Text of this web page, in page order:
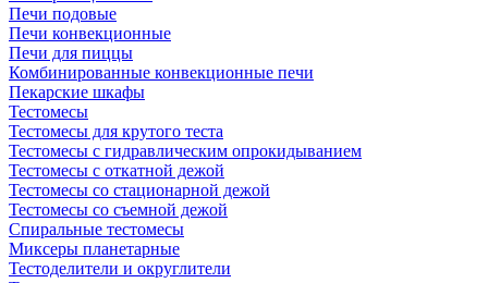
Печи подовые
Печи конвекционные
Печи для пиццы
Комбинированные конвекционные печи
Пекарские шкафы
Тестомесы
Тестомесы для крутого теста
Тестомесы с гидравлическим опрокидыванием
Тестомесы с откатной дежой
Тестомесы со стационарной дежой
Тестомесы со съемной дежой
Спиральные тестомесы
Миксеры планетарные
Тестоделители и округлители